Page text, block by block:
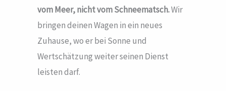
vom Meer, nicht vom Schneematsch.Wir
bringen deinen Wagen in ein neues
Zuhause, wo er bei Sonne und
Wertschätzung weiter seinen Dienst
leisten darf.